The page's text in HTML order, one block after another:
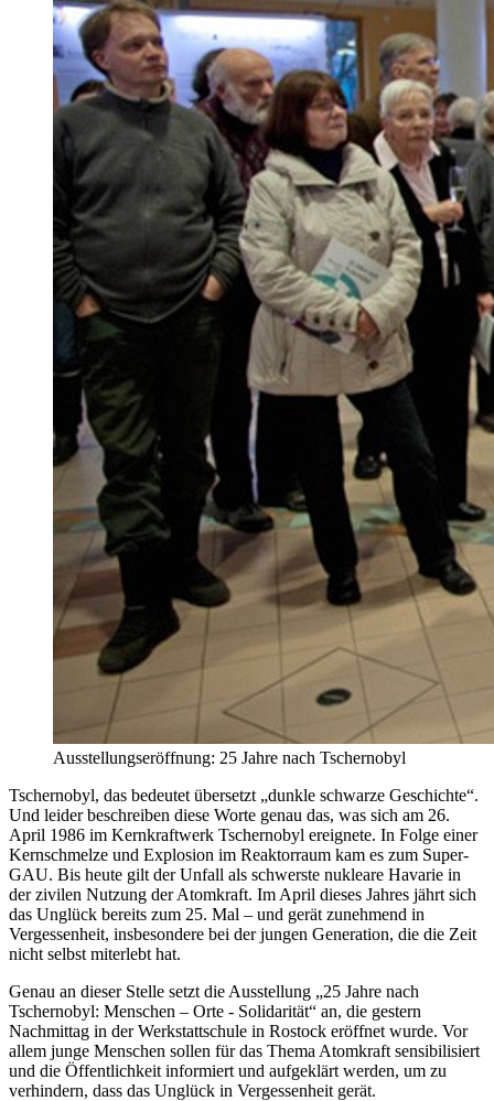
Ausstellungseröffnung: 25 Jahre nach Tschernobyl
Tschernobyl, das bedeutet übersetzt „dunkle schwarze Geschichte“.
Und leider beschreiben diese Worte genau das, was sich am 26.
April 1986 im Kernkraftwerk Tschernobyl ereignete. In Folge einer
Kernschmelze und Explosion im Reaktorraum kam es zum Super-
GAU. Bis heute gilt der Unfall als schwerste nukleare Havarie in
der zivilen Nutzung der Atomkraft. Im April dieses Jahres jährt sich
das Unglück bereits zum 25. Mal – und gerät zunehmend in
Vergessenheit, insbesondere bei der jungen Generation, die die Zeit
nicht selbst miterlebt hat.
Genau an dieser Stelle setzt die Ausstellung „25 Jahre nach
Tschernobyl: Menschen – Orte - Solidarität“ an, die gestern
Nachmittag in der Werkstattschule in Rostock eröffnet wurde. Vor
allem junge Menschen sollen für das Thema Atomkraft sensibilisiert
und die Öffentlichkeit informiert und aufgeklärt werden, um zu
verhindern, dass das Unglück in Vergessenheit gerät.